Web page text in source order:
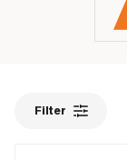
Filter